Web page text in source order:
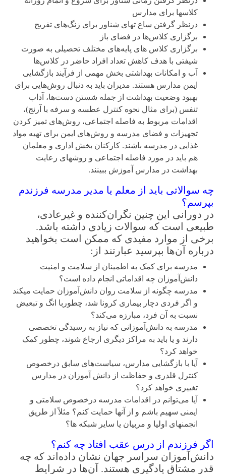
کلاسها برای مدارس
درنظر گرفتن ساع ت­های شناور برای زنگ‌های تفریح
برگزاری کلاس‌ها در فضای باز
برگزاری کلاس های پایه‌های مختلف تحصیلی به صورت
شیفتی با هدف کاهش تعداد افراد حاضر در کلاس‌ها
آب و امکانات بهداشتی بخش مهمی از فرآیند بازگشایی
ایمن مدارس هستند. مدیران باید به دنبال روش‌هایی برای
بهبود وضعیت بهداشت از جمله شستن دست‌ها، آداب
تنفس (برای مثال نحوه کنترل عطسه و سرفه با آرنج)،
اقدامات مربوط به فاصله اجتماعی، روش‌های تمیز کردن
تجهیزات و فضای مدرسه و روش‌های ایمن برای تهیه مواد
غذایی در مدرسه باشند. کارکنان بخش اداری و معلمان
هم باید در مورد فاصله اجتماعی و روش­های رعایت
بهداشت در مدارس آموزش ببینند.
چه سوالاتی باید از معلم یا مدیر مدرسه فرزندم
بپرسم؟
در دورانی این چنین نگران‌کننده و غیرعادی،
طبیعی است که سوالات زیادی داشته باشد.
برخی از موارد مفیدی که ممکن است بخواهید
درباره آن‌ها بپرسید عبارتند از:
مدرسه برای کمک به اطمینان از سلامت و امنیت
دانش‌آموزان چه اقداماتی انجام داده است؟
مدرسه چگونه از سلامت روان دانش‌آموزان حمایت می­کند
و اگر فردی دچار بیماری کرونا شد، چطوربا انگ و تبعیض
نسبت به آن فرد، مبارزه می‌کند؟
مدرسه به دانش‌آموزانی که نیاز به رسیدگی تخصصی
دارند و یا باید به مراکز دیگری ارجاع شوند، چطور کمک
خواهد کرد؟
آیا با بازگشایی مدارس، سیاست‌های سابق درخصوص
کنترل قلدری و حفاظت از دانش­ آموزان در مدارس
تغییری خواهد کرد؟
آیا می‌توانم در اقدامات مدرسه درخصوص سلامتی و
ایمنی سهیم باشم و از آنها حمایت کنم؟ مثلاً از طریق
انجمن­های اولیا و مربیان یا سایر شبکه ­ها؟
اگر فرزندم از درس عقب افتاد چه کنم؟
دانش‌آموزان سراسر جهان نشان داده‌اند که چه
قدر مشتاق یادگیری هستند. آن‌ها در شرایط